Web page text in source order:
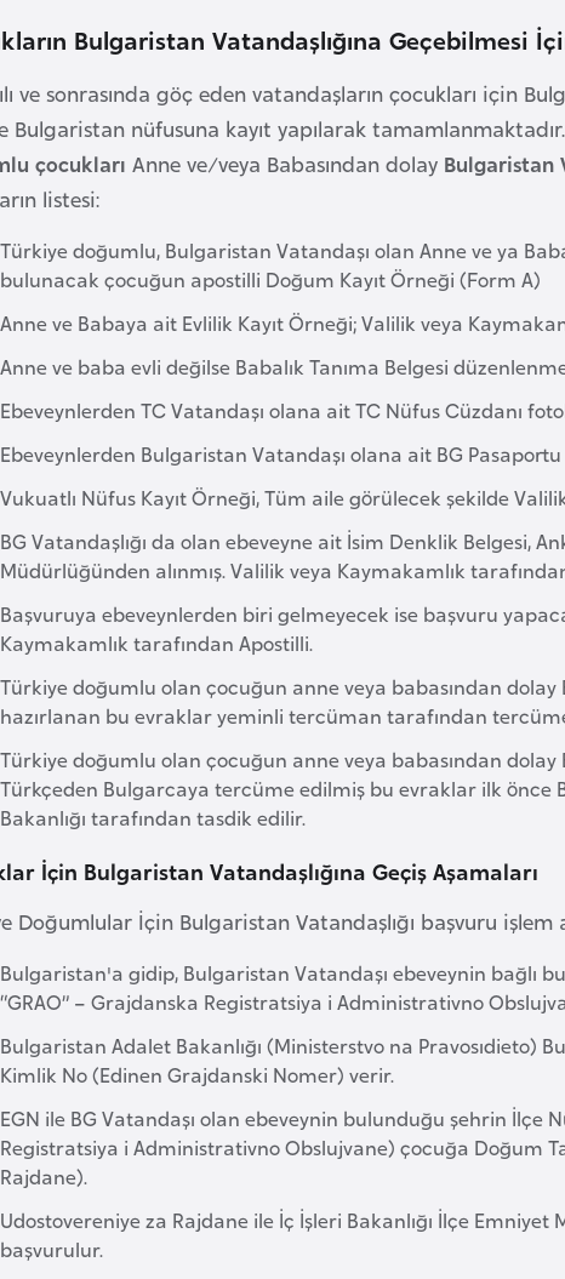
Bulgaristan Vatandaşlığına Geçebilmesi
ve sonrasında göç eden vatandaşların çocukları için
Bulgaristan nüfusuna kayıt yapılarak
çocukları Anne ve/veya Babasından dolay Bulgaristan
listesi:
Türkiye doğumlu, Bulgaristan Vatandaşı olan Anne ve ya
bulunacak çocuğun apostilli Doğum Kayıt Örneği (Form A)
Anne ve Babaya ait Evlilik Kayıt Örneği; Valilik veya
Anne ve baba evli değilse Babalık Tanıma Belgesi
Ebeveynlerden TC Vatandaşı olana ait TC Nüfus Cüzdanı
Ebeveynlerden Bulgaristan Vatandaşı olana ait BG
Vukuatlı Nüfus Kayıt Örneği, Tüm aile görülecek şekilde
BG Vatandaşlığı da olan ebeveyne ait İsim Denklik Belgesi,
Müdürlüğünden alınmış. Valilik veya Kaymakamlık
Başvuruya ebeveynlerden biri gelmeyecek ise başvuru
Kaymakamlık tarafından Apostilli.
Türkiye doğumlu olan çocuğun anne veya babasından
hazırlanan bu evraklar yeminli tercüman tarafından
Türkiye doğumlu olan çocuğun anne veya babasından
Türkçeden Bulgarcaya tercüme edilmiş bu evraklar ilk önce
Bakanlığı tarafından tasdik edilir.
İçin Bulgaristan Vatandaşlığına Geçiş Aşamaları
Doğumlular İçin Bulgaristan Vatandaşlığı başvuru işlem
Bulgaristan'a gidip, Bulgaristan Vatandaşı ebeveynin bağlı
“GRAO” – Grajdanska Registratsiya i Administrativno
Bulgaristan Adalet Bakanlığı (Ministerstvo na Pravosıdieto)
Kimlik No (Edinen Grajdanski Nomer) verir.
EGN ile BG Vatandaşı olan ebeveynin bulunduğu şehrin İlçe
Registratsiya i Administrativno Obslujvane) çocuğa Doğum
Rajdane).
Udostovereniye za Rajdane ile İç İşleri Bakanlığı İlçe
başvurulur.